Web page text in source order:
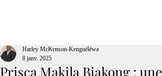
Prisca Makila Biakong : une
Harley McKenson-Kenguéléwa
8 janv. 2025